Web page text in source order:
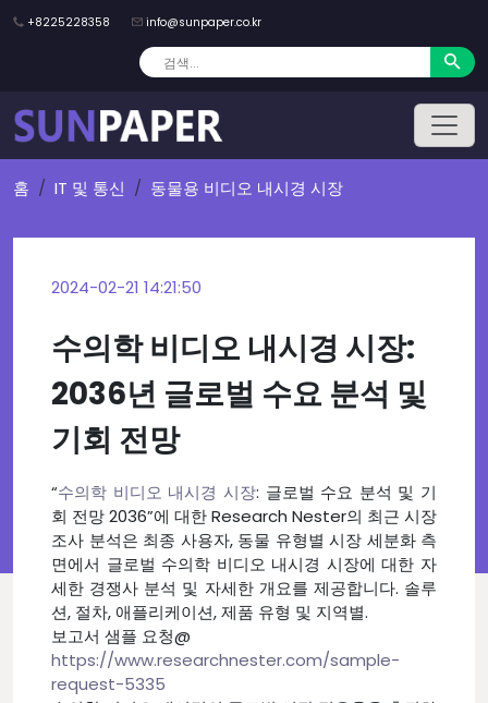
+8225228358 info@sunpaper.co.kr
홈 IT 및 통신 동물용 비디오 내시경 시장
2024-02-21 14:21:50
수의학 비디오 내시경 시장:
2036년 글로벌 수요 분석 및
기회 전망
“수의학 비디오 내시경 시장: 글로벌 수요 분석 및 기
회 전망 2036”에 대한 Research Nester의 최근 시장
조사 분석은 최종 사용자, 동물 유형별 시장 세분화 측
면에서 글로벌 수의학 비디오 내시경 시장에 대한 자
세한 경쟁사 분석 및 자세한 개요를 제공합니다. 솔루
션, 절차, 애플리케이션, 제품 유형 및 지역별.
보고서 샘플 요청@
https://www.researchnester.com/sample-
request-5335